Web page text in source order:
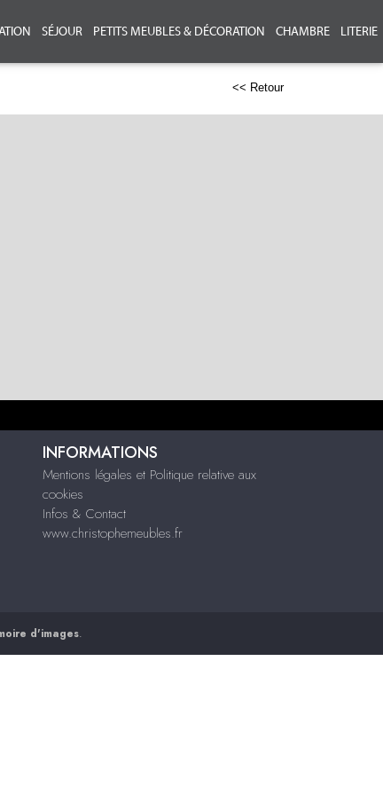
SÉJOUR PETITS MEUBLES & DÉCORATION CHAMBRE LITERIE
<< Retour
INFORMATIONS
Mentions légales et Politique relative aux
cookies
Infos & Contact
www.christophemeubles.fr
d'images.